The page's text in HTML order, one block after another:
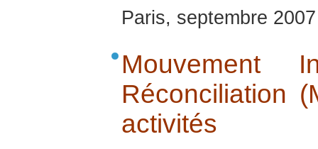
Paris, septembre 2007
Mouvement
Réconciliation
activités